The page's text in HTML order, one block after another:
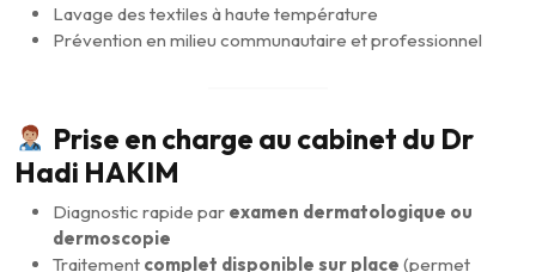
Lavage des textiles à haute température
Prévention en milieu communautaire et professionnel
Prise en charge au cabinet du Dr
Hadi HAKIM
Diagnostic rapide par examen dermatologique ou
dermoscopie
Traitement complet disponible sur place (permet